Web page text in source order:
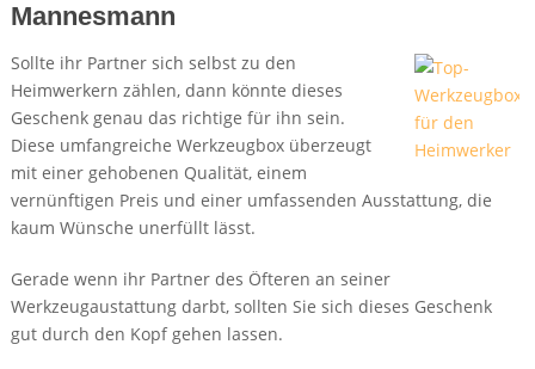
Mannesmann
Sollte ihr Partner sich selbst zu den
Heimwerkern zählen, dann könnte dieses
Geschenk genau das richtige für ihn sein.
Diese umfangreiche Werkzeugbox überzeugt
mit einer gehobenen Qualität, einem
vernünftigen Preis und einer umfassenden Ausstattung, die
kaum Wünsche unerfüllt lässt.
Gerade wenn ihr Partner des Öfteren an seiner
Werkzeugaustattung darbt, sollten Sie sich dieses Geschenk
gut durch den Kopf gehen lassen.